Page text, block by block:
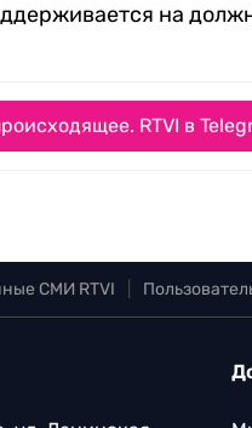
на
RTVI в
СМИ RTVI